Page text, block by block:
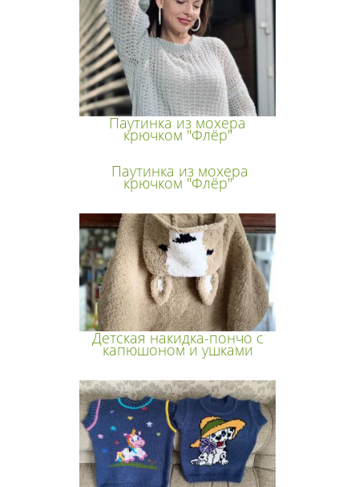
Паутинка из мохера
крючком "Флёр"
Паутинка из мохера
крючком "Флёр"
Детская накидка-пончо с
капюшоном и ушками